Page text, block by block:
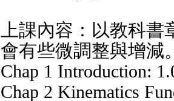
上課內容：以教科書
會有些微調整與增減
Chap 1 Introduction:
Chap 2 Kinematics